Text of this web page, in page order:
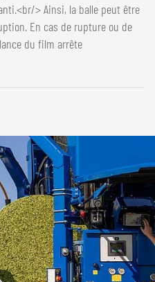
> Ainsi, la balle peut être
En cas de rupture ou de
du film arrête